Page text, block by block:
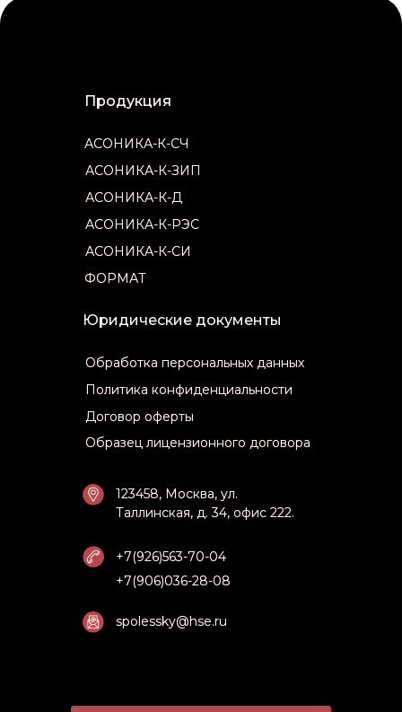
Обработка персональных данных
Политика конфиденциальности
Договор оферты
АСОНИКА-К-СЧ
АСОНИКА-К-ЗИП
АСОНИКА-К-Д
АСОНИКА-К-РЭС
АСОНИКА-К-СИ
Продукция
+7(906)036-28-08
+7(926)563-70-04
spolessky@hse.ru
123458, Москва, ул.
Таллинская, д. 34, офис 222.
Образец лицензионного договора
ФОРМАТ
Юридические документы
Обработка персональных данных
Политика конфиденциальности
Договор оферты
Продукция
АСОНИКА-К-СЧ
АСОНИКА-К-ЗИП
АСОНИКА-К-Д
АСОНИКА-К-РЭС
+7(906)036-28-08
АСОНИКА-К-СИ
ФОРМАТ
+7(926)563-70-04
spolessky@hse.ru
123458, Москва, ул.
Таллинская, д. 34, офис 222.
Образец лицензионного договора